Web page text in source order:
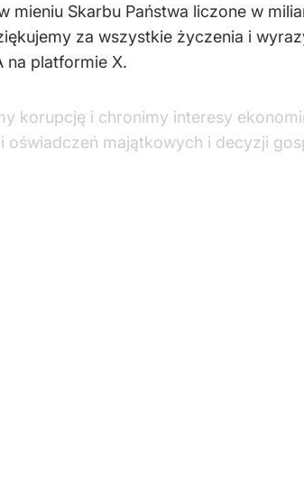
Skarbu Państwa liczone w
za wszystkie życzenia i
na platformie X.
korupcję i chronimy interesy
majątkowych i decyzji